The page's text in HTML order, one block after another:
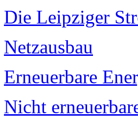
Die Leipziger
Netzausbau
Erneuerbare
Nicht